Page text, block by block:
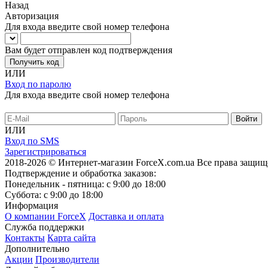
Назад
Авторизация
Для входа введите свой номер телефона
Вам будет отправлен код подтверждения
Получить код
ИЛИ
Вход по паролю
Для входа введите свой номер телефона
ИЛИ
Вход по SMS
Зарегистрироваться
2018-2026 © Интернет-магазин ForceX.com.ua Все права
Подтверждение и обработка заказов:
Понедельник - пятница: с 9:00 до 18:00
Суббота: с 9:00 до 18:00
Информация
О компании ForceX Доставка и оплата
Служба поддержки
Контакты Карта сайта
Дополнительно
Акции Производители